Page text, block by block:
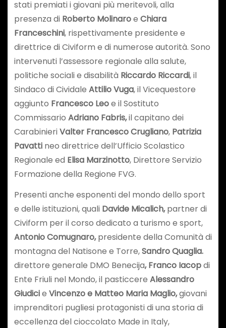
stati premiati i giovani più meritevoli, alla
presenza di Roberto Molinaroe Chiara
Franceschini, rispettivamente presidente e
direttrice di Civiform e di numerose autorità. Sono
intervenuti l’assessore regionale alla salute,
politiche sociali e disabilità Riccardo Riccardi, il
Sindaco di Cividale Attilio Vuga, il Vicequestore
aggiunto Francesco Leoe il Sostituto
Commissario Adriano Fabris,il capitano dei
CarabinieriValter Francesco Crugliano,Patrizia
Pavatti neo direttrice dell’Ufficio Scolastico
Regionale ed Elisa Marzinotto, Direttore Servizio
Formazione della Regione FVG.
Presenti anche esponenti del mondo dello sport
e delle istituzioni, quali Davide Micalich,partner di
Civiform per il corso dedicato a turismo e sport,
Antonio Comugnaro,presidente della Comunità di
montagna del Natisone e Torre,Sandro Quaglia.
direttore generale DMO Benecija,Franco Iacopdi
Ente Friuli nel Mondo, il pasticcere Alessandro
Giudicie Vincenzo e Matteo Maria Maglio,giovani
imprenditori pugliesi protagonisti di una storia di
eccellenza del cioccolato Made in Italy,